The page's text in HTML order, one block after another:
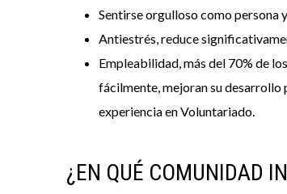
Sentirse orgulloso como persona
Antiestrés, reduce
Empleabilidad, más del 70% de
fácilmente, mejoran su desarrollo
experiencia en Voluntariado.
¿EN QUÉ COMUNIDAD